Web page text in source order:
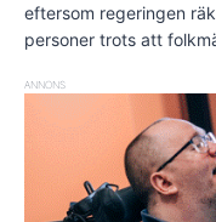
eftersom regeringen
personer trots att
ANNONS